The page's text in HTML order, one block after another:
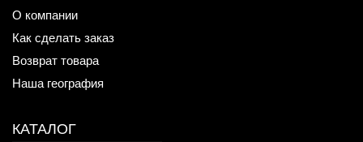
О компании
Как сделать заказ
Возврат товара
Наша география
КАТАЛОГ